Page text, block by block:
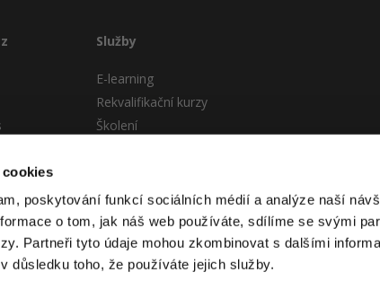
cookies
poskytování funkcí sociálních médií a analýze naší
o tom, jak náš web používáte, sdílíme se svými
Partneři tyto údaje mohou zkombinovat s dalšími
důsledku toho, že používáte jejich služby.
Služby
E-learning
Rekvalifikační kurzy
Školení